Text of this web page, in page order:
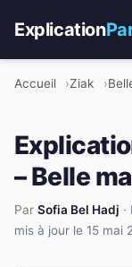
Explication
Accueil Ziak
– Belle
Par Sofia Bel Hadj ·
mis à jour le 15 mai